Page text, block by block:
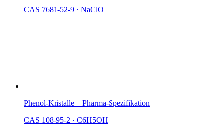
CAS 7681-52-9 · NaClO
Phenol-Kristalle – Pharma-Spezifikation
CAS 108-95-2 · C6H5OH